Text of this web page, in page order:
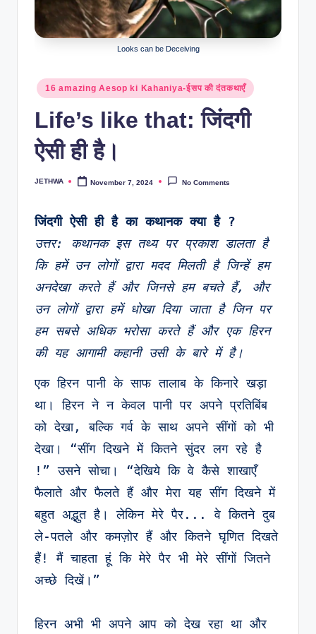
m
Looks can be Deceiving
Posted16 amazing Aesop ki Kahaniya-ईसप की दंतकथाएँ
Life’s like that: जिंदगी
ऐसी ही है।
Posted
JETHWA November 7, 2024 No Comments
जिंदगी ऐसी ही है का कथानक क्या है ?
उत्तर: कथानक इस तथ्य पर प्रकाश डालता है
कि हमें उन लोगों द्वारा मदद मिलती है जिन्हें हम
अनदेखा करते हैं और जिनसे हम बचते हैं, और
उन लोगों द्वारा हमें धोखा दिया जाता है जिन पर
हम सबसे अधिक भरोसा करते हैं और एक हिरन
की यह आगामी कहानी उसी के बारे में है।
एक हिरन पानी के साफ तालाब के किनारे खड़ा
था। हिरन ने न केवल पानी पर अपने प्रतिबिंब
को देखा, बल्कि गर्व के साथ अपने सींगों को भी
देखा। “सींग दिखने में कितने सुंदर लग रहे है
!” उसने सोचा। “देखिये कि वे कैसे शाखाएँ
फैलाते और फैलते हैं और मेरा यह सींग दिखने में
बहुत अद्भुत है। लेकिन मेरे पैर... वे कितने दुब
ले-पतले और कमज़ोर हैं और कितने घृणित दिखते
हैं! मैं चाहता हूं कि मेरे पैर भी मेरे सींगों जितने
अच्छे दिखें।”
हिरन अभी भी अपने आप को देख रहा था और